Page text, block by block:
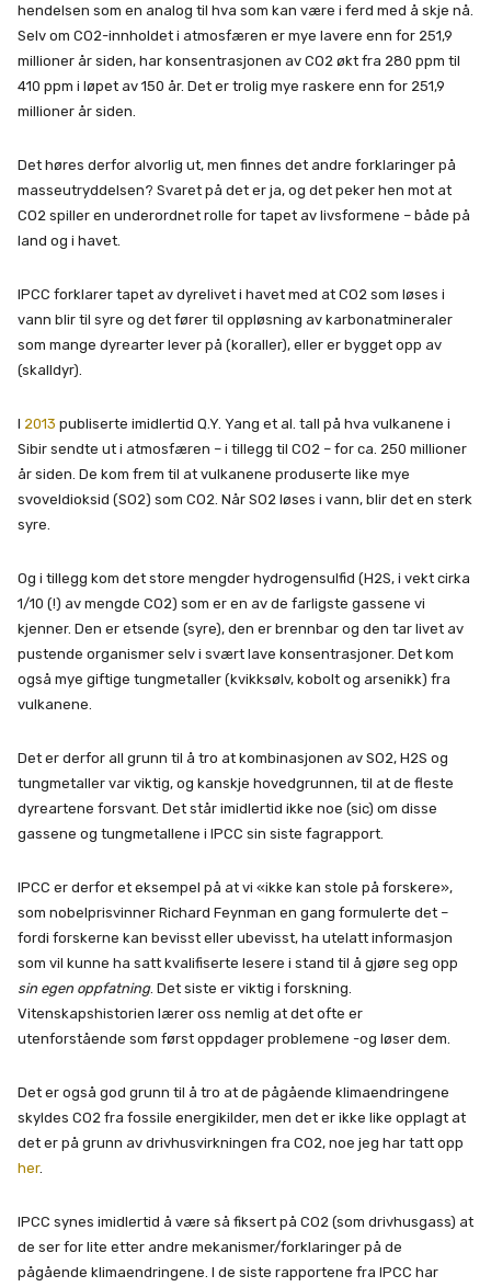
hendelsen som en analog til hva som kan være i ferd med å skje nå.
Selv om CO2-innholdet i atmosfæren er mye lavere enn for 251,9
millioner år siden, har konsentrasjonen av CO2 økt fra 280 ppm til
410 ppm i løpet av 150 år. Det er trolig mye raskere enn for 251,9
millioner år siden.
Det høres derfor alvorlig ut, men finnes det andre forklaringer på
masseutryddelsen? Svaret på det er ja, og det peker hen mot at
CO2 spiller en underordnet rolle for tapet av livsformene – både på
land og i havet.
IPCC forklarer tapet av dyrelivet i havet med at CO2 som løses i
vann blir til syre og det fører til oppløsning av karbonatmineraler
som mange dyrearter lever på (koraller), eller er bygget opp av
(skalldyr).
I 2013 publiserte imidlertid Q.Y. Yang et al. tall på hva vulkanene i
Sibir sendte ut i atmosfæren – i tillegg til CO2 – for ca. 250 millioner
år siden. De kom frem til at vulkanene produserte like mye
svoveldioksid (SO2) som CO2. Når SO2 løses i vann, blir det en sterk
syre.
Og i tillegg kom det store mengder hydrogensulfid (H2S, i vekt cirka
1/10 (!) av mengde CO2) som er en av de farligste gassene vi
kjenner. Den er etsende (syre), den er brennbar og den tar livet av
pustende organismer selv i svært lave konsentrasjoner. Det kom
også mye giftige tungmetaller (kvikksølv, kobolt og arsenikk) fra
vulkanene.
Det er derfor all grunn til å tro at kombinasjonen av SO2, H2S og
tungmetaller var viktig, og kanskje hovedgrunnen, til at de fleste
dyreartene forsvant. Det står imidlertid ikke noe (sic) om disse
gassene og tungmetallene i IPCC sin siste fagrapport.
IPCC er derfor et eksempel på at vi «ikke kan stole på forskere»,
som nobelprisvinner Richard Feynman en gang formulerte det –
fordi forskerne kan bevisst eller ubevisst, ha utelatt informasjon
som vil kunne ha satt kvalifiserte lesere i stand til å gjøre seg opp
sin egen oppfatning. Det siste er viktig i forskning.
Vitenskapshistorien lærer oss nemlig at det ofte er
utenforstående som først oppdager problemene -og løser dem.
Det er også god grunn til å tro at de pågående klimaendringene
skyldes CO2 fra fossile energikilder, men det er ikke like opplagt at
det er på grunn av drivhusvirkningen fra CO2, noe jeg har tatt opp
her.
IPCC synes imidlertid å være så fiksert på CO2 (som drivhusgass) at
de ser for lite etter andre mekanismer/forklaringer på de
pågående klimaendringene. I de siste rapportene fra IPCC har